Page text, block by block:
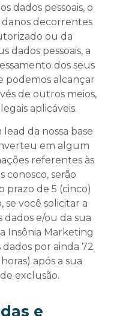
dados pessoais, o
decorrentes
ou da
dados pessoais, a
dos seus
podemos alcançar
de outros meios,
aplicáveis.
lead da nossa base
em algum
referentes às
conosco, serão
prazo de 5 (cinco)
se você solicitar a
dados e/ou da sua
Insônia Marketing
por ainda 72
após a sua
exclusão.
e